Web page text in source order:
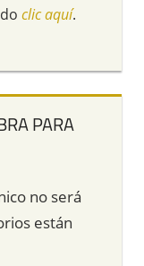
clic aquí.
PARA
no será
están